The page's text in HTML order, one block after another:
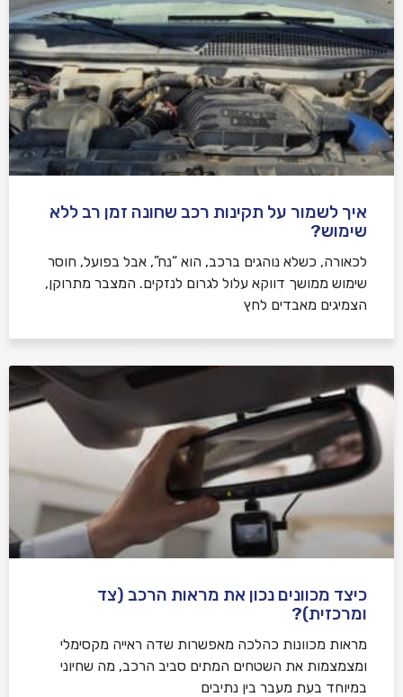
איך לשמור על תקינות רכב שחונה זמן רב ללא
שימוש?
לכאורה, כשלא נוהגים ברכב, הוא “נח”, אבל בפועל, חוסר
שימוש ממושך דווקא עלול לגרום לנזקים. המצבר מתרוקן,
הצמיגים מאבדים לחץ
כיצד מכוונים נכון את מראות הרכב (צד
ומרכזית)?
מראות מכוונות כהלכה מאפשרות שדה ראייה מקסימלי
ומצמצמות את השטחים המתים סביב הרכב, מה שחיוני
במיוחד בעת מעבר בין נתיבים